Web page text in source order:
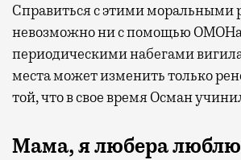
Справиться с этими моральными
невозможно ни с помощью
периодическими набегами
места может изменить только
той, что в свое время Осман
Мама, я любера люблю